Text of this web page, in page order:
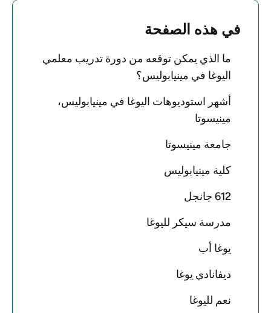
في هذه الصفحة
ما الذي يمكن توقعه من دورة تدريب معلمي
اليوغا في مينيابوليس؟
أشهر استوديوهات اليوغا في مينيابوليس،
مينيسوتا
جامعة مينيسوتا
كلية مينيابوليس
612 جانجل
مدرسة سيكر لليوغا
يوغا أب
ديفانادي يوغا
نعم لليوغا